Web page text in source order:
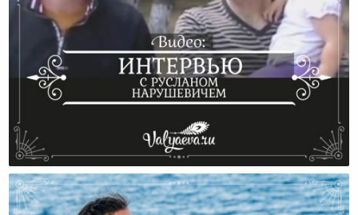
Интервью С Русланом Нарушевичем